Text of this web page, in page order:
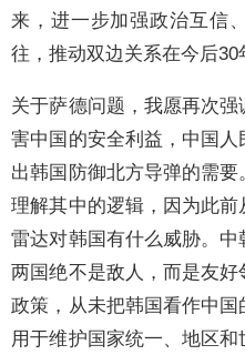
来，进一步加强政治互信
往，推动双边关系在今后30
关于萨德问题，我愿再次
害中国的安全利益，中国
出韩国防御北方导弹的需
理解其中的逻辑，因为此
雷达对韩国有什么威胁。中
两国绝不是敌人，而是友
政策，从未把韩国看作中
用于维护国家统一、地区